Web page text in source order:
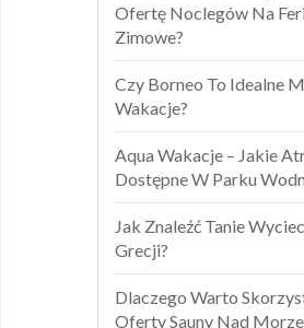
Ofertę Noclegów Na
Zimowe?
Czy Borneo To Idealne
Wakacje?
Aqua Wakacje – Jakie
Dostępne W Parku
Jak Znaleźć Tanie
Grecji?
Dlaczego Warto
Oferty Sauny Nad